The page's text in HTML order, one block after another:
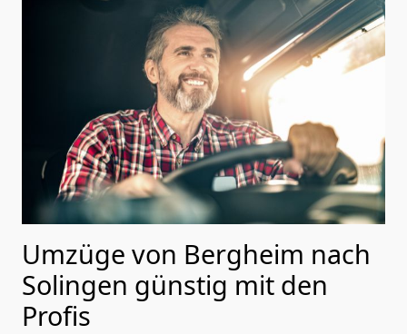
Umzüge von Bergheim nach
Solingen günstig mit den
Profis